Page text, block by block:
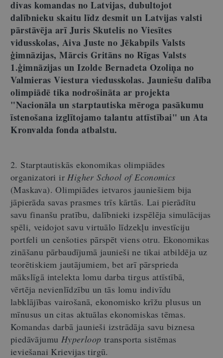
divas komandas no Latvijas, dubultojot
dalībnieku skaitu līdz desmit un Latvijas valsti
pārstāvēja arī Juris Skutelis no Viesītes
vidusskolas, Aiva Juste no Jēkabpils Valsts
ģimnāzijas, Mārcis Gritāns no Rīgas Valsts
1.ģimnāzijas un Izolde Bernadeta Ozoliņa no
Valmieras Viestura viedusskolas. Jauniešu dalība
olimpiādē tika nodrošināta ar projekta
"Nacionāla un starptautiska mēroga pasākumu
īstenošana izglītojamo talantu attīstībai" un Ata
Kronvalda fonda atbalstu.
2. Starptautiskās ekonomikas olimpiādes
organizatori ir Higher School of Economics
(Maskava). Olimpiādes ietvaros jauniešiem bija
jāpierāda savas prasmes trīs kārtās. Lai pierādītu
savu finanšu pratību, dalībnieki izspēlēja simulācijas
spēli, veidojot savu virtuālo līdzekļu investīciju
portfeli un cenšoties pārspēt viens otru. Ekonomikas
zināšanu pārbaudījumā jaunieši ne tikai atbildēja uz
teorētiskiem jautājumiem, bet arī pārsprieda
mākslīgā intelekta lomu darba tirgus attīstībā,
vērtēja nevienlīdzību un tās lomu indivīdu
labklājības vairošanā, ekonomisko krīžu plusus un
mīnusus un citas aktuālas ekonomiskas tēmas.
Komandas darbā jaunieši izstrādāja savu biznesa
piedāvājumu Hyperloop transporta sistēmas
ieviešanai Krievijas tirgū.